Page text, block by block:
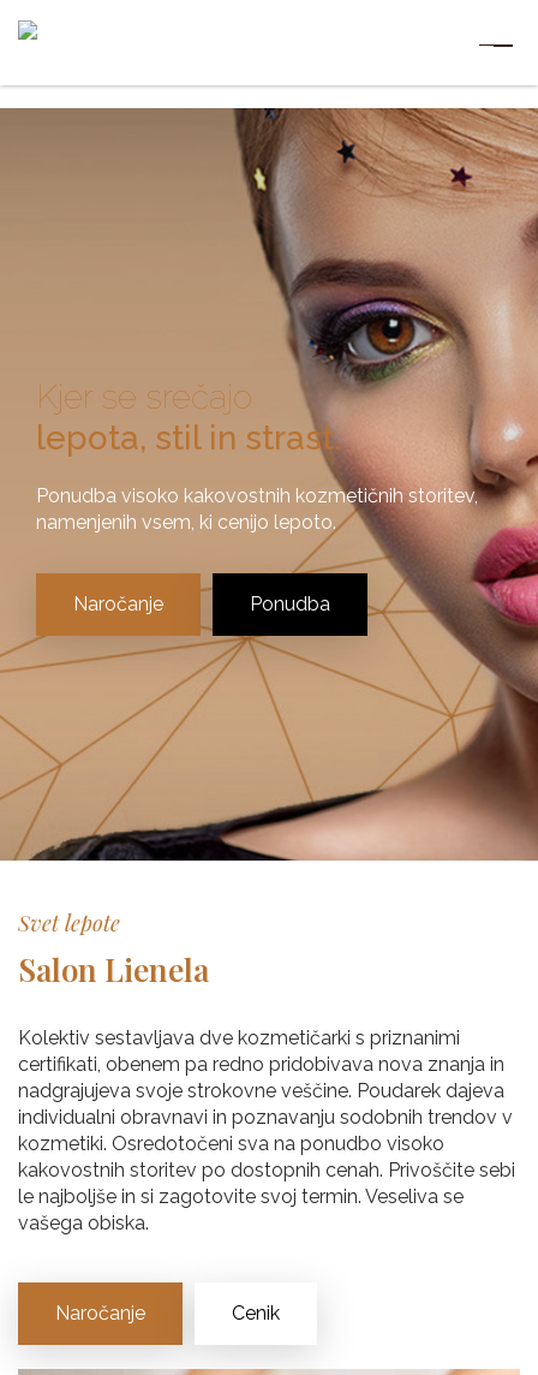
Kjer se srečajo
lepota, stil in strast.
Ponudba visoko kakovostnih kozmetičnih storitev,
namenjenih vsem, ki cenijo lepoto.
Naročanje Ponudba
Svet lepote
Salon Lienela
Kolektiv sestavljava dve kozmetičarki s priznanimi
certifikati, obenem pa redno pridobivava nova znanja in
nadgrajujeva svoje strokovne veščine. Poudarek dajeva
individualni obravnavi in poznavanju sodobnih trendov v
kozmetiki. Osredotočeni sva na ponudbo visoko
kakovostnih storitev po dostopnih cenah. Privoščite sebi
le najboljše in si zagotovite svoj termin. Veseliva se
vašega obiska.
Naročanje Cenik